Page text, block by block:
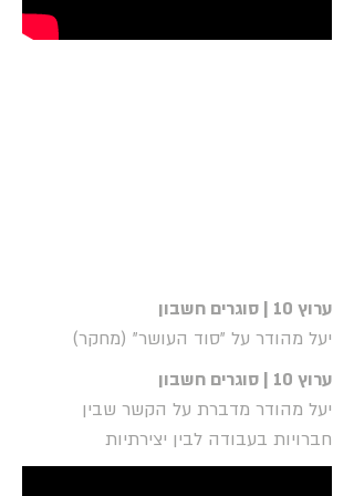
ערוץ 10 | סוגרים חשבון
יעל מהודר מדברת על הקשר שבין
חברויות בעבודה לבין יצירתיות
ערוץ 10 | סוגרים חשבון
יעל מהודר על "סוד העושר" (מחקר)